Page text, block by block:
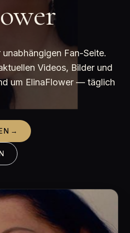
Fan-Seite.
Videos, Bilder und
um ElinaFlower — täglich
→